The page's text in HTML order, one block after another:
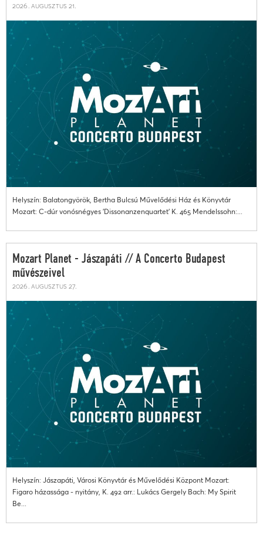
2026. augusztus 21.
Helyszín: Balatongyörök, Bertha Bulcsú Művelődési Ház és Könyvtár
Mozart: C-dúr vonósnégyes 'Dissonanzenquartet' K. 465 Mendelssohn:...
Mozart Planet - Jászapáti // A Concerto Budapest
művészeivel
2026. augusztus 27.
Helyszín: Jászapáti, Városi Könyvtár és Művelődési Központ Mozart:
Figaro házassága - nyitány, K. 492 arr.: Lukács Gergely Bach: My Spirit
Be...